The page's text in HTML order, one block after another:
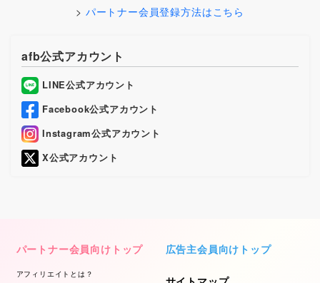
パートナー会員登録方法はこちら
afb公式アカウント
LINE公式アカウント
Facebook公式アカウント
Instagram公式アカウント
X公式アカウント
パートナー会員向けトップ
アフィリエイトとは？
広告主会員向けトップ